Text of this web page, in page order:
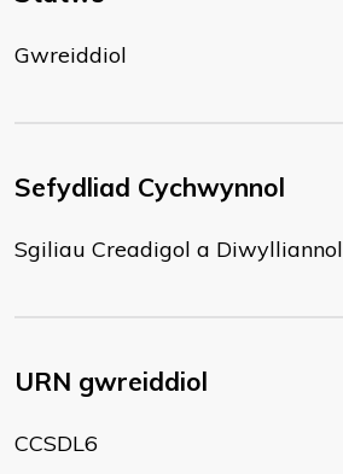
Gwreiddiol
Sefydliad Cychwynnol
Sgiliau Creadigol a Diwylliannol
URN gwreiddiol
CCSDL6